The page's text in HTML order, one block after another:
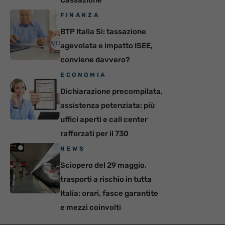
FINANZA
BTP Italia Sì: tassazione
agevolata e impatto ISEE,
conviene davvero?
ECONOMIA
Dichiarazione precompilata,
assistenza potenziata: più
uffici aperti e call center
rafforzati per il 730
NEWS
Sciopero del 29 maggio,
trasporti a rischio in tutta
Italia: orari, fasce garantite
e mezzi coinvolti